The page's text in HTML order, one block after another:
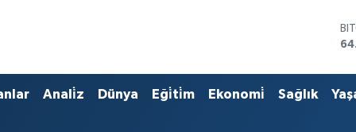
Anali̇z Dünya Eği̇ti̇m Ekonomi̇ Sağlık